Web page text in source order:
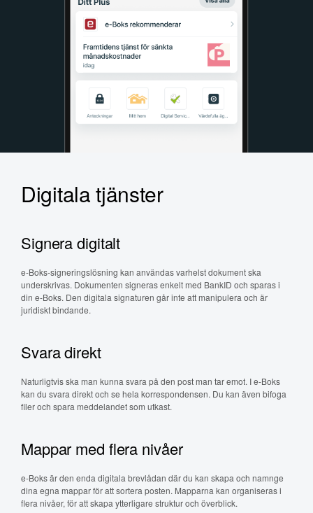
Digitala tjänster
Signera digitalt
e-Boks-signeringslösning kan användas varhelst dokument ska
underskrivas. Dokumenten signeras enkelt med BankID och sparas i
din e-Boks. Den digitala signaturen går inte att manipulera och är
juridiskt bindande.
Svara direkt
Naturligtvis ska man kunna svara på den post man tar emot. I e-Boks
kan du svara direkt och se hela korrespondensen. Du kan även bifoga
filer och spara meddelandet som utkast.
Mappar med flera nivåer
e-Boks är den enda digitala brevlådan där du kan skapa och namnge
dina egna mappar för att sortera posten. Mapparna kan organiseras i
flera nivåer, för att skapa ytterligare struktur och överblick.